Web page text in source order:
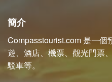
簡介
Compasstourist.com 是一個
遊、酒店、機票、觀光門票
駁車等。